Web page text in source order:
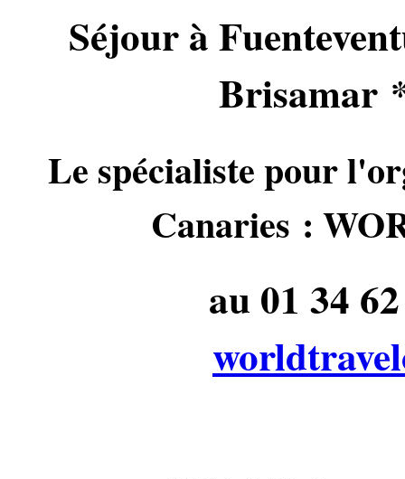
Séjour à
Brisamar
Le spécialiste pour
Canaries :
au 01 34